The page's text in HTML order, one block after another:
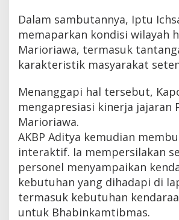
Dalam sambutannya, Iptu
memaparkan kondisi wilayah
Marioriawa, termasuk
karakteristik masyarakat
Menanggapi hal tersebut,
mengapresiasi kinerja jajaran
Marioriawa.
AKBP Aditya kemudian
interaktif. Ia mempersilakan
personel menyampaikan
kebutuhan yang dihadapi di
termasuk kebutuhan
untuk Bhabinkamtibmas.